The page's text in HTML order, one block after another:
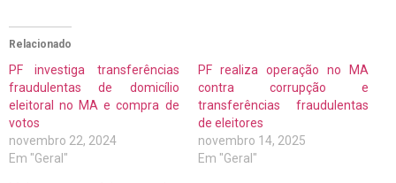
Relacionado
PF investiga transferências
fraudulentas de domicílio
eleitoral no MA e compra de
votos
novembro 22, 2024
Em "Geral"
PF realiza operação no MA
contra corrupção e
transferências fraudulentas
de eleitores
novembro 14, 2025
Em "Geral"